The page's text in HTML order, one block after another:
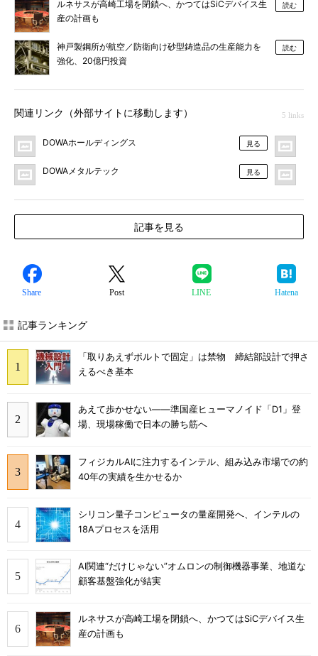
ルネサスが高崎工場を閉鎖へ、かつてはSiCデバイス生
産の計画も
読む
神戸製鋼所が航空／防衛向け砂型鋳造品の生産能力を
強化、20億円投資
読む
関連リンク（外部サイトに移動します） 5 links
DOWAホールディングス 見る
DOWAメタルテック 見る
記事を見る
Share Post LINE Hatena
記事ランキング
「取りあえずボルトで固定」は禁物 締結部設計で押さ
えるべき基本
あえて歩かせない――準国産ヒューマノイド「D1」登
場、現場稼働で日本の勝ち筋へ
フィジカルAIに注力するインテル、組み込み市場での約
40年の実績を生かせるか
シリコン量子コンピュータの量産開発へ、インテルの
18Aプロセスを活用
AI関連“だけじゃない”オムロンの制御機器事業、地道な
顧客基盤強化が結実
ルネサスが高崎工場を閉鎖へ、かつてはSiCデバイス生
産の計画も